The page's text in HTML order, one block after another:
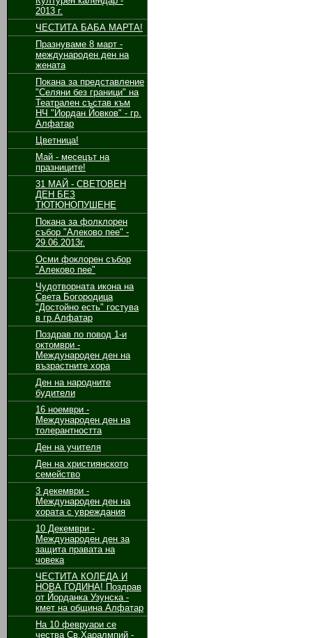
2013 г.
ЧЕСТИТА БАБА МАРТА!
Празнуваме 8 март -
международен ден на
жената
Покана за представление
"Селяни без граници" на
Театрален състав към
НЧ "Йордан Йовков" - гр.
Алфатар
Цветница!
Май - месецът на
празниците!
31 МАЙ - СВЕТОВЕН
ДЕН БЕЗ
ТЮТЮНОПУШЕНЕ
Покана за фолклорен
събор "Алеково пее" -
29.06.2013г.
Осми фоклорен събор
"Алеково пее"
Чудотворната икона на
Света Богородица
"Достойно есть" гостува
в гр.Алфатар
Поздрав по повод 1-и
октомври -
Международен ден на
възрастните хора
Ден на народните
будители
16 ноември -
Международен ден на
толерантността
Ден на учителя
Ден на християнското
семейство
3 декември -
Международен ден на
хората с увреждания
10 Декември -
Международен ден за
защита правата на
човека
ЧЕСТИТА КОЛЕДА И
НОВА ГОДИНА! Поздрав
от Йорданка Узунска -
кмет на община Алфатар
На 10 февруари се
чества Св.Харалмпий -